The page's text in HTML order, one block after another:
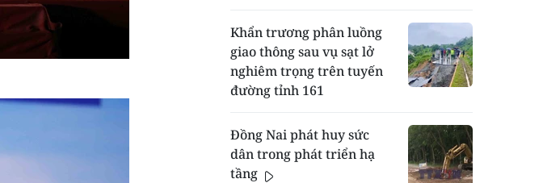
Khẩn trương phân luồng
giao thông sau vụ sạt lở
nghiêm trọng trên tuyến
đường tỉnh 161
Đồng Nai phát huy sức
dân trong phát triển hạ
tầng